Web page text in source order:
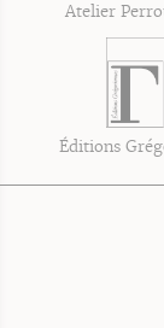
Atelier
Éditions